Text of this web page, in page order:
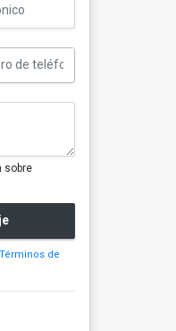
sobre
Términos de